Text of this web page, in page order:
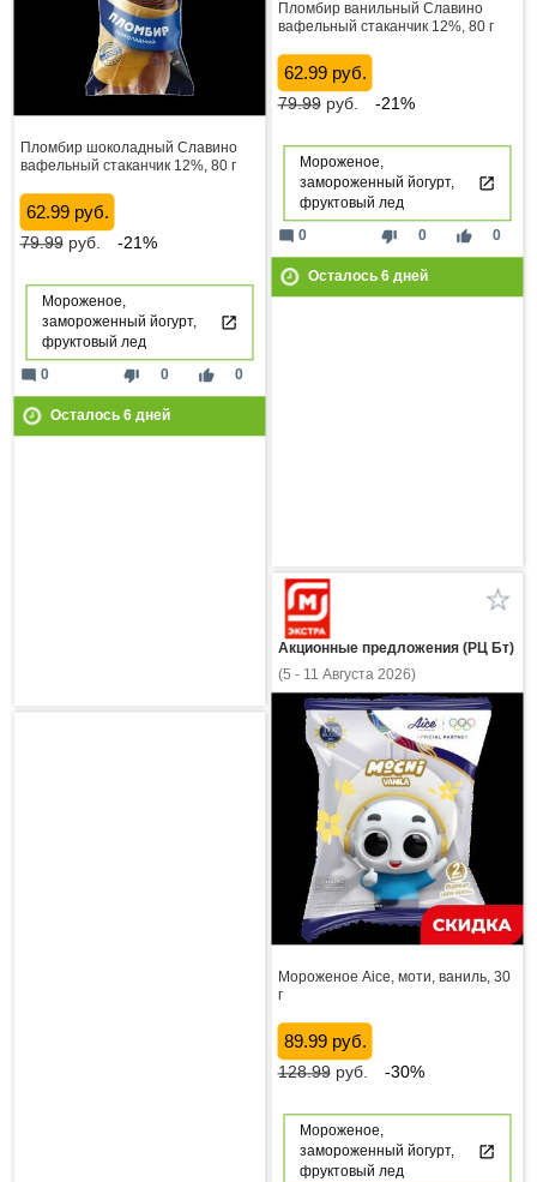
Пломбир ванильный Славино
вафельный стаканчик 12%, 80 г
62.99 руб.
79.99руб. -21%
Мороженое,
замороженный йогурт,
фруктовый лед
thumb_down 0 thumb_up 0
mode_comment 0
Осталось 6дней
Пломбир шоколадный Славино
вафельный стаканчик 12%, 80 г
62.99 руб.
79.99руб. -21%
Мороженое,
замороженный йогурт,
фруктовый лед
thumb_down 0 thumb_up 0
mode_comment 0
Осталось 6дней
Акционные предложения (РЦ Бт)
(5 - 11 Августа 2026)
Мороженое Aice, моти, ваниль, 30
г
89.99 руб.
128.99руб. -30%
Мороженое,
замороженный йогурт,
фруктовый лед